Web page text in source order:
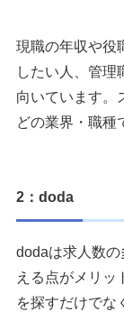
現職の年収や役
したい人、管理
向いています。
どの業界・職種
2：doda
dodaは求人数
える点がメリッ
を探すだけでな